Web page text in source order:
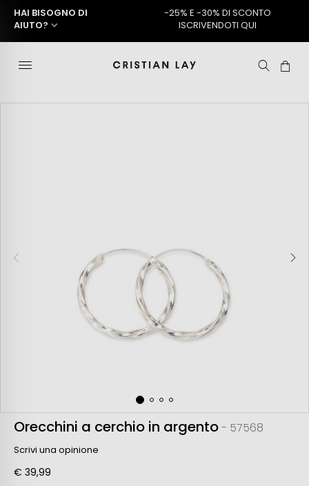
HAI BISOGNO DI
AIUTO?
-25% E -30% DI SCONTO
ISCRIVENDOTI QUI
Orecchini a cerchio in argento- 57568
Scrivi una opinione
€ 39,99